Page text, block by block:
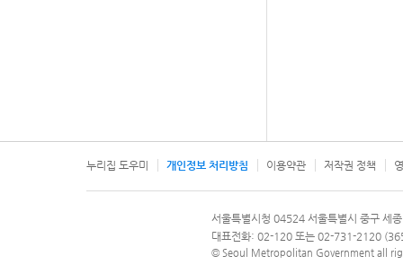
누리집 도우미 개인정보 처리방침 이용약관 저작권 정책
문의 전화번호 120, 120 다산콜재단
서울특별시청 04524 서울특별시 중구 세
대표전화: 02-120 또는 02-731-2120
© Seoul Metropolitan Government all